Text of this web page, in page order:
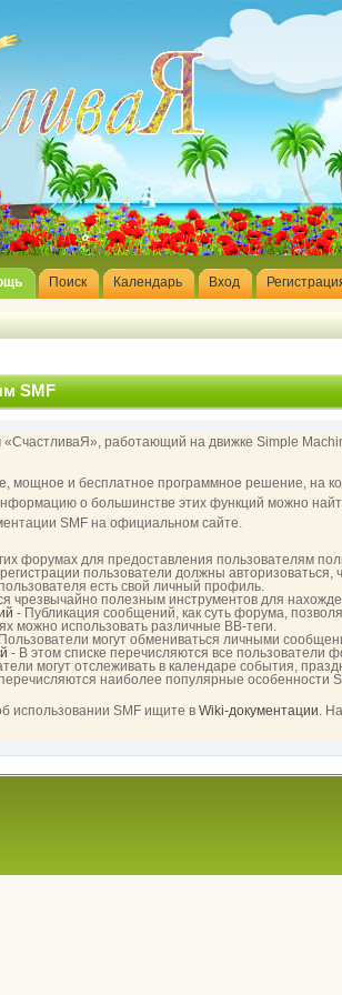
Поиск Календарь Вход
SMF
работающий на движке Simple
и бесплатное программное решение, на
о большинстве этих функций можно
SMF на официальном сайте.
форумах для предоставления пользователям
пользователи должны авторизоваться,
есть свой личный профиль.
чрезвычайно полезным инструментов для
- Публикация сообщений, как суть форума,
можно использовать различные BB-теги.
могут обмениваться личными
- В этом списке перечисляются все пользователи
могут отслеживать в календаре события,
наиболее популярные особенности
использовании SMF ищите вWiki-документации.